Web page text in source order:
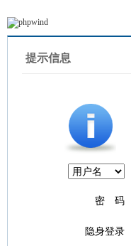
提示信息
密 码
隐身登录